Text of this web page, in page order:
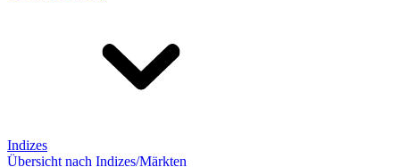
Indizes
Übersicht nach Indizes/Märkten